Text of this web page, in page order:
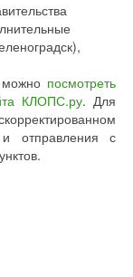
можно посмотреть
КЛОПС.ру. Для
отправления с